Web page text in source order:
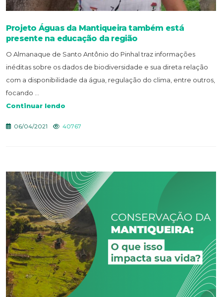
Projeto Águas da Mantiqueira também está
presente na educação da região
O Almanaque de Santo Antônio do Pinhal traz informações
inéditas sobre os dados de biodiversidade e sua direta relação
com a disponibilidade da água, regulação do clima, entre outros,
focando ...
Continuar lendo
06/04/2021 40767